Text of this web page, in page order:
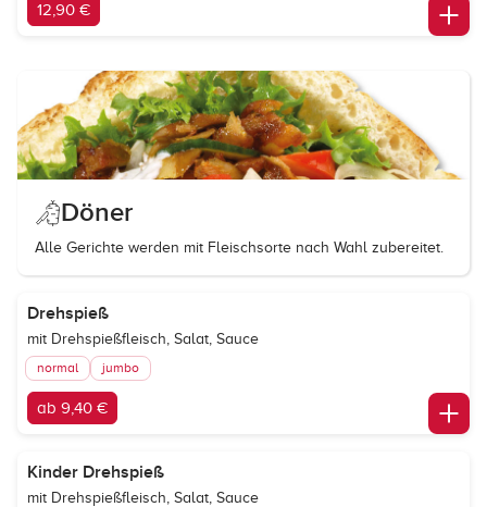
12,90 €
Döner
Alle Gerichte werden mit Fleischsorte nach Wahl zubereitet.
Drehspieß
mit Drehspießfleisch, Salat, Sauce
normal jumbo
ab 9,40 €
Kinder Drehspieß
mit Drehspießfleisch, Salat, Sauce